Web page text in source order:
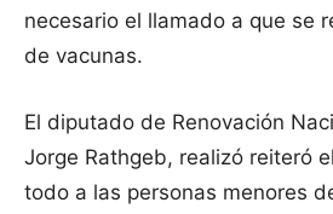
necesario el llamado a que se
de vacunas.
El diputado de Renovación
Jorge Rathgeb, realizó reiteró
todo a las personas menores